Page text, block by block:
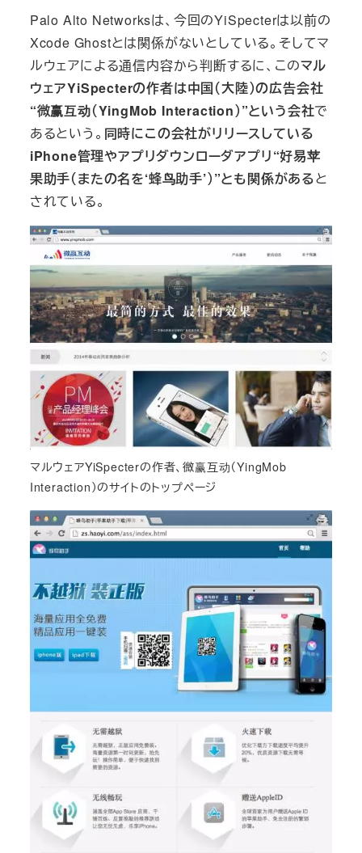
Palo Alto Networksは、今回のYiSpecterは以前の
Xcode Ghostとは関係がないとしている。そしてマ
ルウェアによる通信内容から判断するに、このマル
ウェアYiSpecterの作者は中国（大陸）の広告会社
“微赢互动（YingMob Interaction）”という会社で
あるという。 同時にこの会社がリリースしている
iPhone管理やアプリダウンローダアプリ“好易苹
果助手（またの名を‘蜂鸟助手’）”とも関係があると
されている。
マルウェアYiSpecterの作者、微赢互动（YingMob
Interaction）のサイトのトップページ